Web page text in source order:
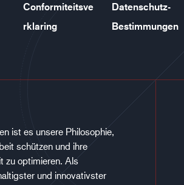
Conformiteitsve
rklaring
Datenschutz-
Bestimmungen
ist es unsere Philosophie,
schützen und ihre
zu optimieren. Als
und innovativster